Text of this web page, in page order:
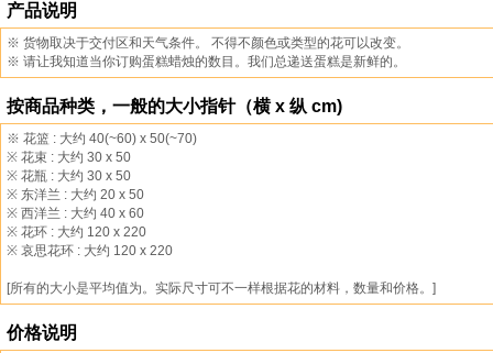
产品说明
※ 货物取决于交付区和天气条件。 不得不颜色或类型的花可以改变。
※ 请让我知道当你订购蛋糕蜡烛的数目。我们总递送蛋糕是新鲜的。
按商品种类，一般的大小指针（横 x 纵 cm)
※ 花篮 : 大约 40(~60) x 50(~70)
※ 花束 : 大约 30 x 50
※ 花瓶 : 大约 30 x 50
※ 东洋兰 : 大约 20 x 50
※ 西洋兰 : 大约 40 x 60
※ 花环 : 大约 120 x 220
※ 哀思花环 : 大约 120 x 220
[所有的大小是平均值为。实际尺寸可不一样根据花的材料，数量和价格。]
价格说明